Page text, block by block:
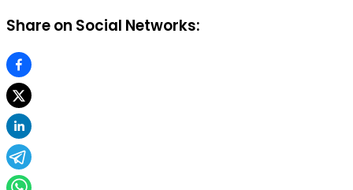
Share on Social Networks: